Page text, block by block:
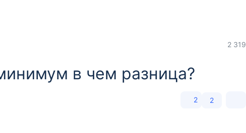
2 319
в чем разница?
2 2